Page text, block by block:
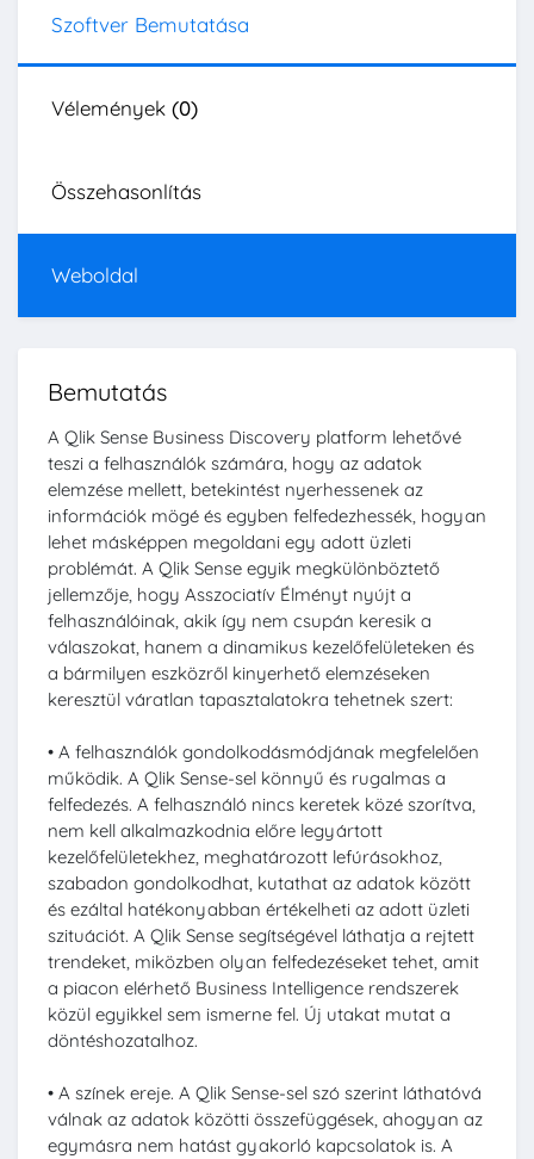
Szoftver Bemutatása
Vélemények (0)
Összehasonlítás
Weboldal
Bemutatás
A Qlik Sense Business Discovery platform lehetővé
teszi a felhasználók számára, hogy az adatok
elemzése mellett, betekintést nyerhessenek az
információk mögé és egyben felfedezhessék, hogyan
lehet másképpen megoldani egy adott üzleti
problémát. A Qlik Sense egyik megkülönböztető
jellemzője, hogy Asszociatív Élményt nyújt a
felhasználóinak, akik így nem csupán keresik a
válaszokat, hanem a dinamikus kezelőfelületeken és
a bármilyen eszközről kinyerhető elemzéseken
keresztül váratlan tapasztalatokra tehetnek szert:
• A felhasználók gondolkodásmódjának megfelelően
működik. A Qlik Sense-sel könnyű és rugalmas a
felfedezés. A felhasználó nincs keretek közé szorítva,
nem kell alkalmazkodnia előre legyártott
kezelőfelületekhez, meghatározott lefúrásokhoz,
szabadon gondolkodhat, kutathat az adatok között
és ezáltal hatékonyabban értékelheti az adott üzleti
szituációt. A Qlik Sense segítségével láthatja a rejtett
trendeket, miközben olyan felfedezéseket tehet, amit
a piacon elérhető Business Intelligence rendszerek
közül egyikkel sem ismerne fel. Új utakat mutat a
döntéshozatalhoz.
• A színek ereje. A Qlik Sense-sel szó szerint láthatóvá
válnak az adatok közötti összefüggések, ahogyan az
egymásra nem hatást gyakorló kapcsolatok is. A